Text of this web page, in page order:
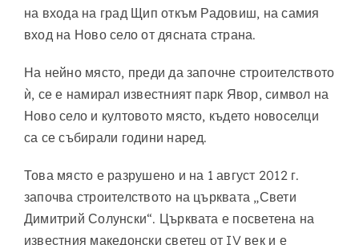
на входа на град Щип откъм Радовиш, на самия
вход на Ново село от дясната страна.
На нейно място, преди да започне строителството
ѝ, се е намирал известният парк Явор, символ на
Ново село и култовото място, където новоселци
са се събирали години наред.
Това място е разрушено и на 1 август 2012 г.
започва строителството на църквата „Свети
Димитрий Солунски“. Църквата е посветена на
известния македонски светец от IV век и е